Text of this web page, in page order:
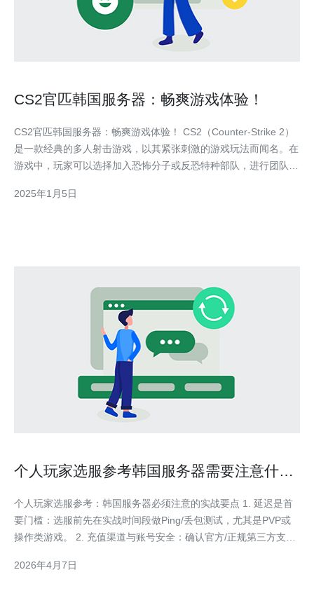
CS2官匹韩国服务器：畅爽游戏体验！
CS2官匹韩国服务器：畅爽游戏体验！ CS2（Counter-Strike 2）
是一款经典的多人射击游戏，以其紧张刺激的游戏玩法而闻名。在
游戏中，玩家可以选择加入恐怖分子或反恐特种部队，进行团队对
器，让玩家可以畅爽地游戏。
2025年1月5日
个人玩家选服参考韩国服务器需要注意什么
个人玩家选服参考：韩国服务器必须注意的实战要点 1. 延迟是首
要门槛：选服前先在实战时间段做Ping/丢包测试，尤其是PVP或
操作类游戏。 2. 充值渠道与账号安全：确认官方/正规第三方支
境：判断工会、交易频道、活动节奏是否适合长期投入，语言壁垒
2026年4月7日